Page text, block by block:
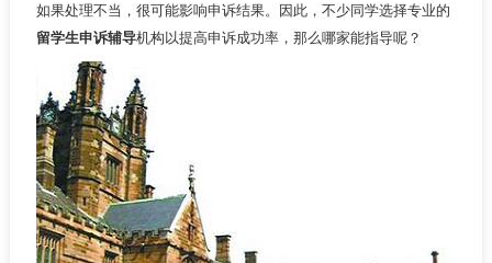
如果处理不当，很可能影响申诉结果。因此，不少同学选择专业的
留学生申诉辅导机构以提高申诉成功率，那么哪家能指导呢？